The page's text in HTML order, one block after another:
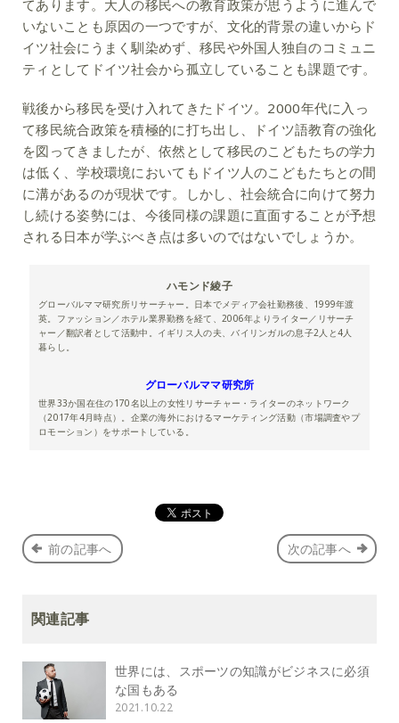
てあります。大人の移民への教育政策が思うように進んで
いないことも原因の一つですが、文化的背景の違いからド
イツ社会にうまく馴染めず、移民や外国人独自のコミュニ
ティとしてドイツ社会から孤立していることも課題です。
戦後から移民を受け入れてきたドイツ。2000年代に入っ
て移民統合政策を積極的に打ち出し、ドイツ語教育の強化
を図ってきましたが、依然として移民のこどもたちの学力
は低く、学校環境においてもドイツ人のこどもたちとの間
に溝があるのが現状です。しかし、社会統合に向けて努力
し続ける姿勢には、今後同様の課題に直面することが予想
される日本が学ぶべき点は多いのではないでしょうか。
ハモンド綾子
グローバルママ研究所リサーチャー。日本でメディア会社勤務後、1999年渡
英。ファッション／ホテル業界勤務を経て、2006年よりライター／リサーチ
ャー／翻訳者として活動中。イギリス人の夫、バイリンガルの息子2人と4人
暮らし。
グローバルママ研究所
世界33か国在住の170名以上の女性リサーチャー・ライターのネットワーク
（2017年4月時点）。企業の海外におけるマーケティング活動（市場調査やプ
ロモーション）をサポートしている。
前の記事へ 次の記事へ
関連記事
世界には、スポーツの知識がビジネスに必須
な国もある
2021.10.22